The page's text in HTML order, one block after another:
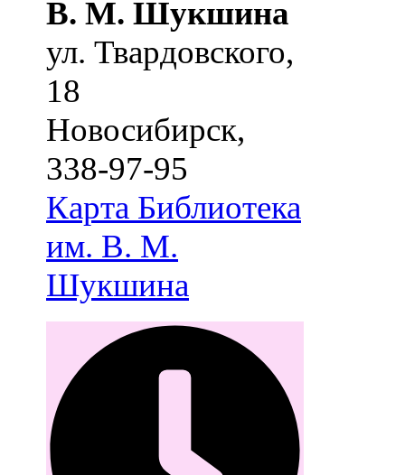
В. М. Шукшина
ул. Твардовского,
18
Новосибирск,
338-97-95
Карта Библиотека
им. В. М.
Шукшина